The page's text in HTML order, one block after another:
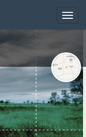
Toggle
Toggle